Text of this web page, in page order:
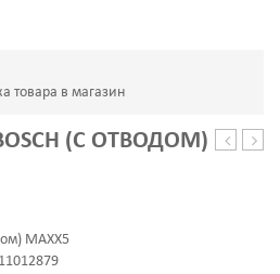
товара в магазин
(С ОТВОДОМ)
MAXX5